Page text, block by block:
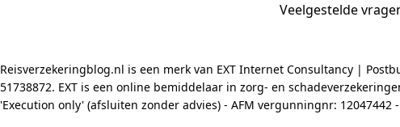
Veelgestelde
Reisverzekeringblog.nl is een merk van EXT Internet Consultancy |
51738872. EXT is een online bemiddelaar in zorg- en
'Execution only' (afsluiten zonder advies) - AFM vergunningnr: 12047442